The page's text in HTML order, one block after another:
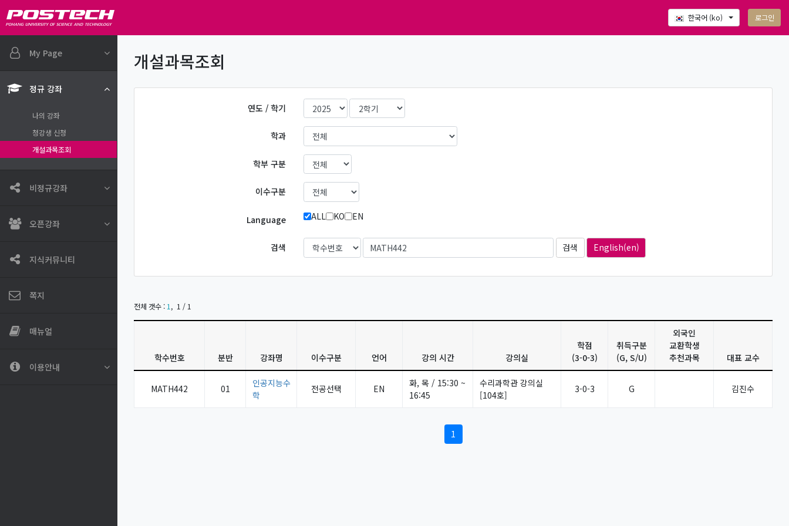
한국어 ‎(ko)‎ 로그인
My Page
정규 강좌
나의 강좌
청강생 신청
개설과목조회
비정규강좌
오픈강좌
지식커뮤니티
쪽지
매뉴얼
이용안내
개설과목조회
연도 / 학기
학과
학부 구분
이수구분
Language ALL KO EN
검색 English(en)‎
전체 갯수 :1, 1 / 1
학수번호 분반 강좌명 이수구분 언어 강의 시간 강의실
학점
(3-0-3)
취득구분
(G, S/U)
외국인
교환학생
추천과목
대표 교수
MATH442 01
인공지능수
학
전공선택 EN
화, 목 / 15:30 ~
16:45
수리과학관 강의실
[104호]
3-0-3 G 김진수
1